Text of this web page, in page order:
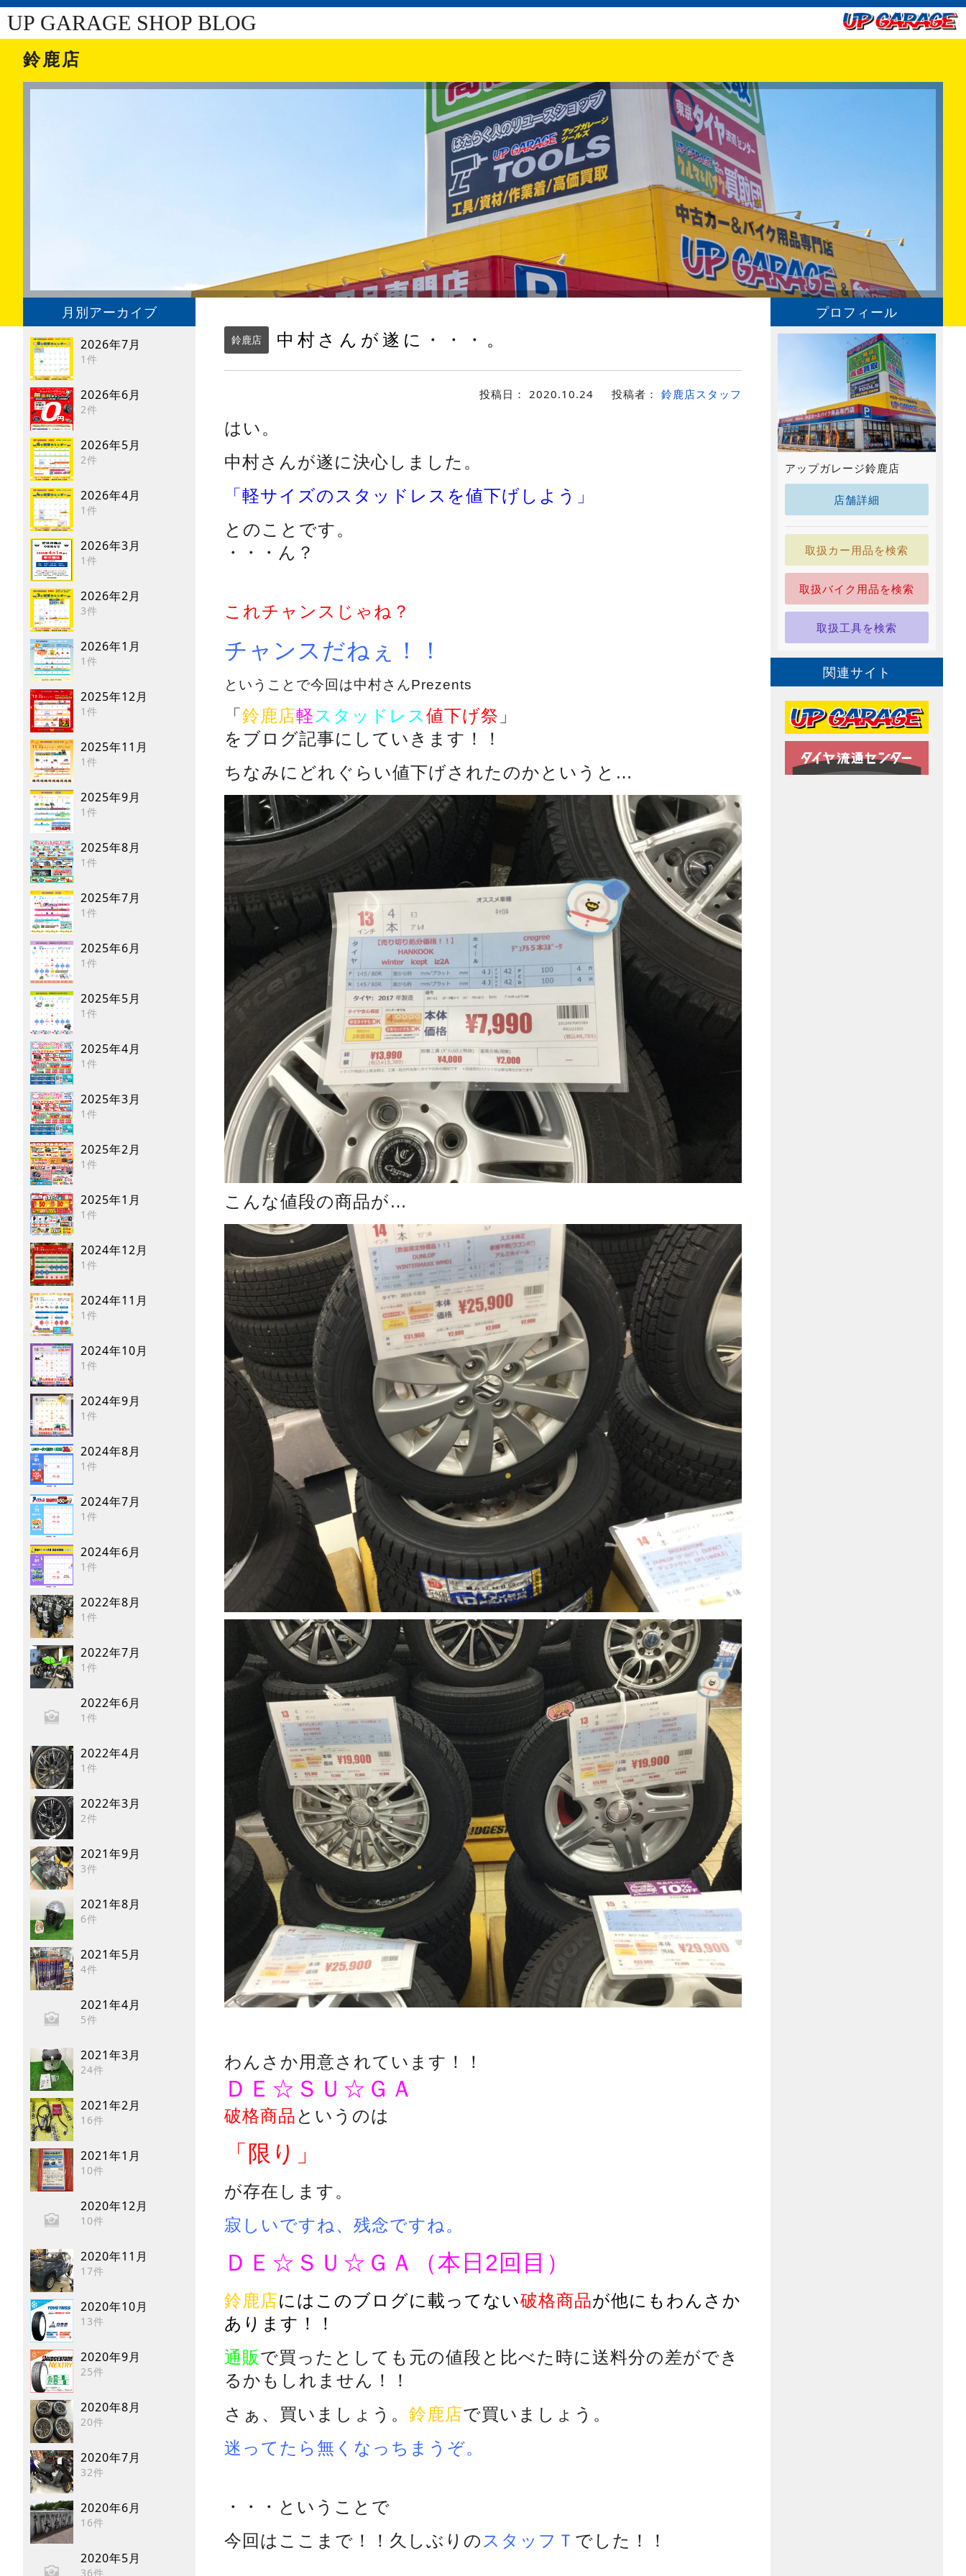
UP GARAGE SHOP BLOG
鈴鹿店
月別アーカイブ
2026年7月
1件
2026年6月
2件
2026年5月
2件
2026年4月
1件
2026年3月
1件
2026年2月
3件
2026年1月
1件
2025年12月
1件
2025年11月
1件
2025年9月
1件
2025年8月
1件
2025年7月
1件
2025年6月
1件
2025年5月
1件
2025年4月
1件
2025年3月
1件
2025年2月
1件
2025年1月
1件
2024年12月
1件
2024年11月
1件
2024年10月
1件
2024年9月
1件
2024年8月
1件
2024年7月
1件
2024年6月
1件
2022年8月
1件
2022年7月
1件
2022年6月
1件
2022年4月
1件
2022年3月
2件
2021年9月
3件
2021年8月
6件
2021年5月
4件
2021年4月
5件
2021年3月
24件
2021年2月
16件
2021年1月
10件
2020年12月
10件
2020年11月
17件
2020年10月
13件
2020年9月
25件
2020年8月
20件
2020年7月
32件
2020年6月
16件
2020年5月
36件
鈴鹿店 中村さんが遂に・・・。
投稿日： 2020.10.24 投稿者： 鈴鹿店スタッフ
はい。
中村さんが遂に決心しました。
「軽サイズのスタッドレスを値下げしよう」
とのことです。
・・・ん？
これチャンスじゃね？
チャンスだねぇ！！
ということで今回は中村さんPrezents
「 鈴鹿店軽 スタッドレス値下げ祭 」
をブログ記事にしていきます！！
ちなみにどれぐらい値下げされたのかというと…
こんな値段の商品が…
わんさか用意されています！！
ＤＥ☆ＳＵ☆ＧＡ
破格商品 というのは
「限り」
が存在します。
寂しいですね、 残念ですね。
ＤＥ☆ＳＵ☆ＧＡ（本日2回目）
鈴鹿店にはこのブログに載ってない破格商品が他にもわんさか
あります！！
通販で買ったとしても元の値段と比べた時に送料分の差ができ
るかもしれません！！
さぁ、買いましょう。 鈴鹿店で買いましょう。
迷ってたら無くなっちまうぞ。
・・・ということで
今回はここまで！！久しぶりの スタッフＴ でした！！
プロフィール
アップガレージ鈴鹿店
店舗詳細
取扱カー用品を検索
取扱バイク用品を検索
取扱工具を検索
関連サイト